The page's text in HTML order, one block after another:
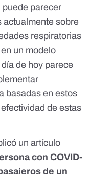
puede parecer
actualmente sobre
respiratorias
un modelo
de hoy parece
basadas en estos
de estas
un artículo
con COVID-
de un